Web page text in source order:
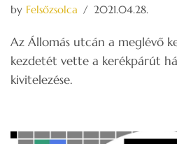
by Felsőzsolca 2021.04.28.
Az Állomás utcán a meglévő
kezdetét vette a kerékpárút
kivitelezése.